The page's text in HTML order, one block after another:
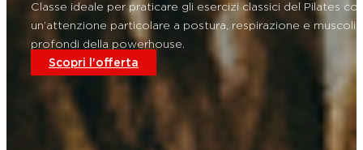
Classe ideale per praticare gli esercizi classici del Pilates
un’attenzione particolare a postura, respirazione e muscoli
profondi della powerhouse.
Scopri l'offerta